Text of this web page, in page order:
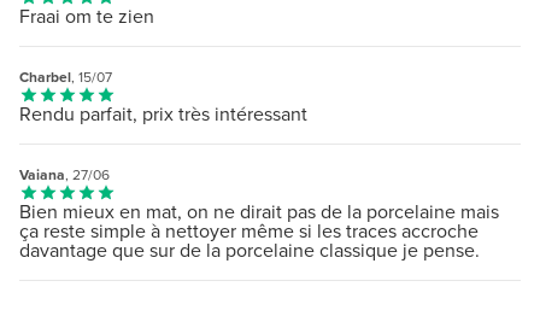
Fraai om te zien
Charbel, 15/07
Rendu parfait, prix très intéressant
Vaiana, 27/06
Bien mieux en mat, on ne dirait pas de la porcelaine mais
ça reste simple à nettoyer même si les traces accroche
davantage que sur de la porcelaine classique je pense.